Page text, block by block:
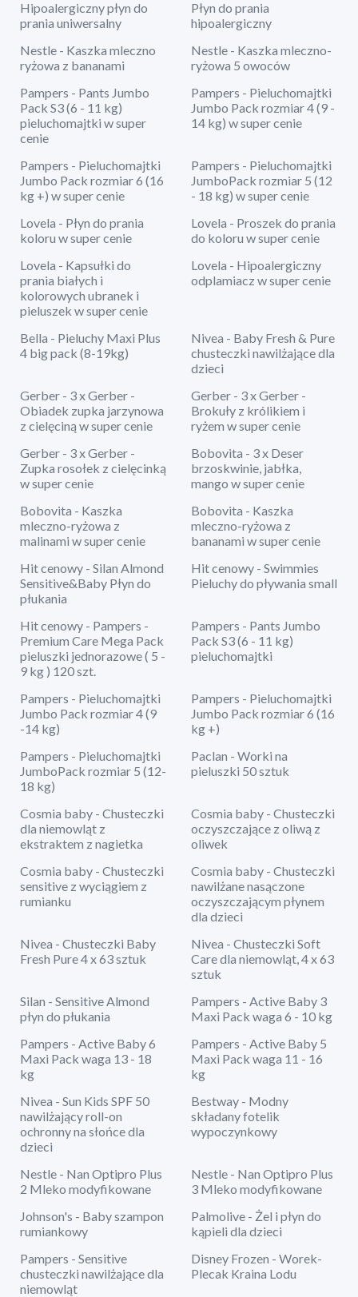
Hipoalergiczny płyn do
prania uniwersalny
Płyn do prania
hipoalergiczny
Nestle - Kaszka mleczno
ryżowa z bananami
Nestle - Kaszka mleczno-
ryżowa 5 owoców
Pampers - Pants Jumbo
Pack S3 (6 - 11 kg)
pieluchomajtki w super
cenie
Pampers - Pieluchomajtki
Jumbo Pack rozmiar 4 (9 -
14 kg) w super cenie
Pampers - Pieluchomajtki
Jumbo Pack rozmiar 6 (16
kg +) w super cenie
Pampers - Pieluchomajtki
JumboPack rozmiar 5 (12
- 18 kg) w super cenie
Lovela - Płyn do prania
koloru w super cenie
Lovela - Proszek do prania
do koloru w super cenie
Lovela - Kapsułki do
prania białych i
kolorowych ubranek i
pieluszek w super cenie
Lovela - Hipoalergiczny
odplamiacz w super cenie
Bella - Pieluchy Maxi Plus
4 big pack (8-19kg)
Nivea - Baby Fresh & Pure
chusteczki nawilżające dla
dzieci
Gerber - 3 x Gerber -
Obiadek zupka jarzynowa
z cielęciną w super cenie
Gerber - 3 x Gerber -
Brokuły z królikiem i
ryżem w super cenie
Gerber - 3 x Gerber -
Zupka rosołek z cielęcinką
w super cenie
Bobovita - 3 x Deser
brzoskwinie, jabłka,
mango w super cenie
Bobovita - Kaszka
mleczno-ryżowa z
malinami w super cenie
Bobovita - Kaszka
mleczno-ryżowa z
bananami w super cenie
Hit cenowy - Silan Almond
Sensitive&Baby Płyn do
płukania
Hit cenowy - Swimmies
Pieluchy do pływania small
Hit cenowy - Pampers -
Premium Care Mega Pack
pieluszki jednorazowe ( 5 -
9 kg ) 120 szt.
Pampers - Pants Jumbo
Pack S3 (6 - 11 kg)
pieluchomajtki
Pampers - Pieluchomajtki
Jumbo Pack rozmiar 4 (9
-14 kg)
Pampers - Pieluchomajtki
Jumbo Pack rozmiar 6 (16
kg +)
Pampers - Pieluchomajtki
JumboPack rozmiar 5 (12-
18 kg)
Paclan - Worki na
pieluszki 50 sztuk
Cosmia baby - Chusteczki
dla niemowląt z
ekstraktem z nagietka
Cosmia baby - Chusteczki
oczyszczające z oliwą z
oliwek
Cosmia baby - Chusteczki
sensitive z wyciągiem z
rumianku
Cosmia baby - Chusteczki
nawilżane nasączone
oczyszczającym płynem
dla dzieci
Nivea - Chusteczki Baby
Fresh Pure 4 x 63 sztuk
Nivea - Chusteczki Soft
Care dla niemowląt, 4 x 63
sztuk
Silan - Sensitive Almond
płyn do płukania
Pampers - Active Baby 3
Maxi Pack waga 6 - 10 kg
Pampers - Active Baby 6
Maxi Pack waga 13 - 18
kg
Pampers - Active Baby 5
Maxi Pack waga 11 - 16
kg
Nivea - Sun Kids SPF 50
nawilżający roll-on
ochronny na słońce dla
dzieci
Bestway - Modny
składany fotelik
wypoczynkowy
Nestle - Nan Optipro Plus
2 Mleko modyfikowane
Nestle - Nan Optipro Plus
3 Mleko modyfikowane
Johnson's - Baby szampon
rumiankowy
Palmolive - Żel i płyn do
kąpieli dla dzieci
Pampers - Sensitive
chusteczki nawilżające dla
niemowląt
Disney Frozen - Worek-
Plecak Kraina Lodu